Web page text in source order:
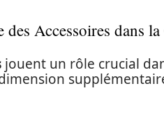
des Accessoires dans
jouent un rôle crucial